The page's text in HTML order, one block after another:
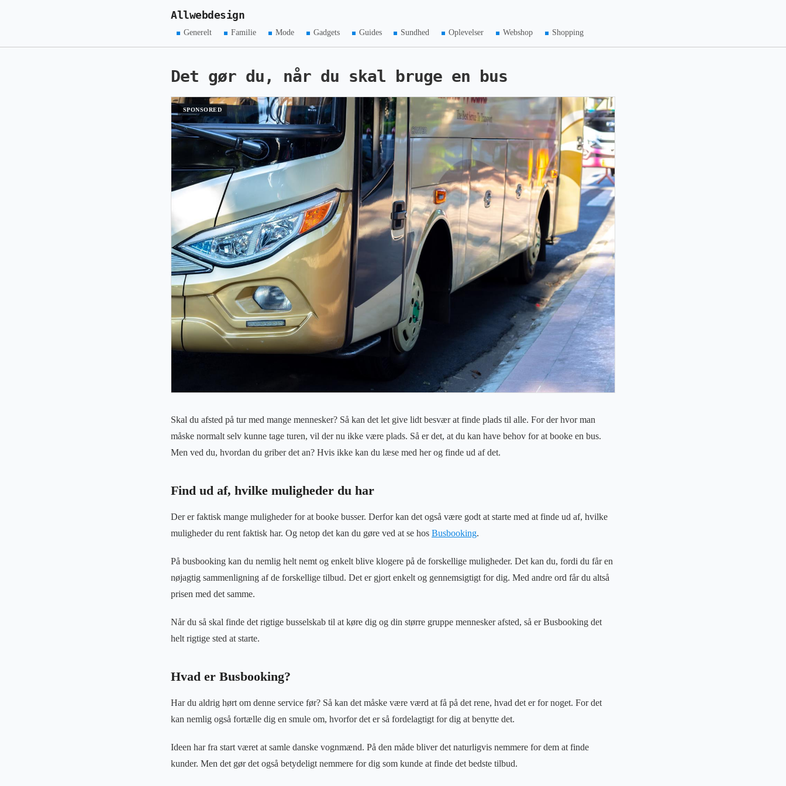
Allwebdesign
Generelt Familie Mode Gadgets Guides Sundhed Oplevelser Webshop Shopping
Det gør du, når du skal bruge en bus
Skal du afsted på tur med mange mennesker? Så kan det let give lidt besvær at finde plads til alle. For der hvor man
måske normalt selv kunne tage turen, vil der nu ikke være plads. Så er det, at du kan have behov for at booke en bus.
Men ved du, hvordan du griber det an? Hvis ikke kan du læse med her og finde ud af det.
Find ud af, hvilke muligheder du har
Der er faktisk mange muligheder for at booke busser. Derfor kan det også være godt at starte med at finde ud af, hvilke
muligheder du rent faktisk har. Og netop det kan du gøre ved at se hos Busbooking.
På busbooking kan du nemlig helt nemt og enkelt blive klogere på de forskellige muligheder. Det kan du, fordi du får en
nøjagtig sammenligning af de forskellige tilbud. Det er gjort enkelt og gennemsigtigt for dig. Med andre ord får du altså
prisen med det samme.
Når du så skal finde det rigtige busselskab til at køre dig og din større gruppe mennesker afsted, så er Busbooking det
helt rigtige sted at starte.
Hvad er Busbooking?
Har du aldrig hørt om denne service før? Så kan det måske være værd at få på det rene, hvad det er for noget. For det
kan nemlig også fortælle dig en smule om, hvorfor det er så fordelagtigt for dig at benytte det.
Ideen har fra start været at samle danske vognmænd. På den måde bliver det naturligvis nemmere for dem at finde
kunder. Men det gør det også betydeligt nemmere for dig som kunde at finde det bedste tilbud.